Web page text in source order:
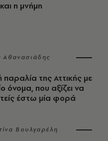
η μνήμη
Αθανασιάδης
της Αττικής με
όνομα, που αξίζει να
έστω μία φορά
Βουλγαρέλη